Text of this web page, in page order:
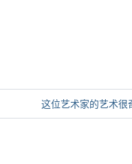
这位艺术家的艺术很